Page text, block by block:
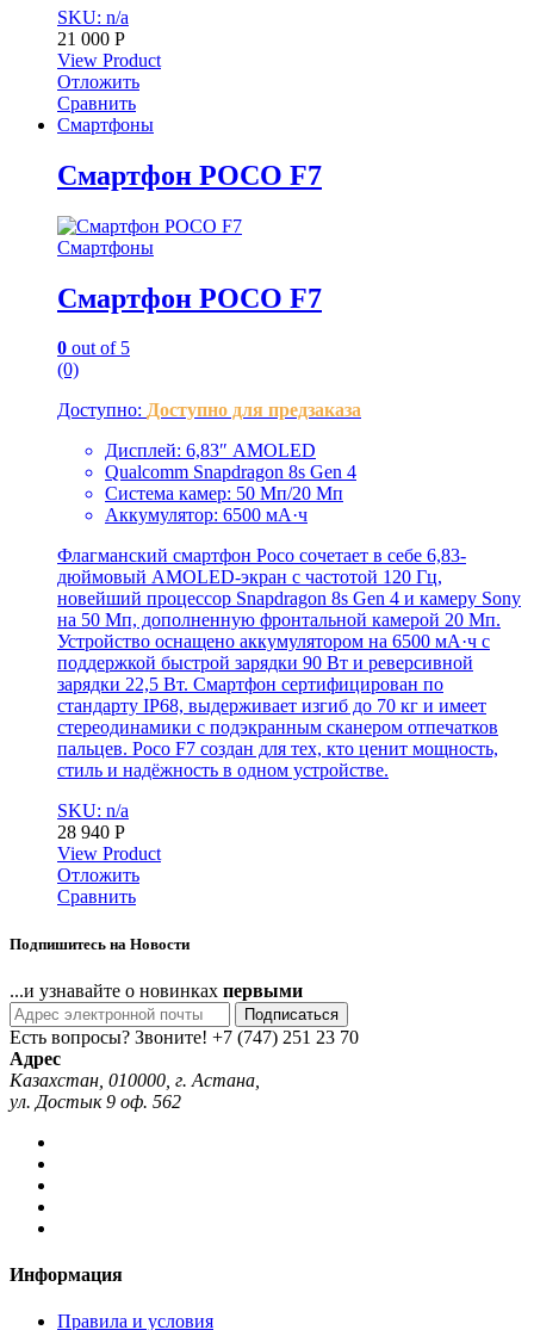
SKU: n/a
21 000 Р
View Product
Отложить
Сравнить
Смартфоны
Смартфон POCO F7
Смартфоны
Смартфон POCO F7
0 out of 5
(0)
Доступно: Доступно для предзаказа
Дисплей: 6,83″ AMOLED
Qualcomm Snapdragon 8s Gen 4
Система камер: 50 Мп/20 Мп
Аккумулятор: 6500 мА·ч
Флагманский смартфон Poco сочетает в себе 6,83-
дюймовый AMOLED-экран с частотой 120 Гц,
новейший процессор Snapdragon 8s Gen 4 и камеру Sony
на 50 Мп, дополненную фронтальной камерой 20 Мп.
Устройство оснащено аккумулятором на 6500 мА·ч с
поддержкой быстрой зарядки 90 Вт и реверсивной
зарядки 22,5 Вт. Смартфон сертифицирован по
стандарту IP68, выдерживает изгиб до 70 кг и имеет
стереодинамики с подэкранным сканером отпечатков
пальцев. Poco F7 создан для тех, кто ценит мощность,
стиль и надёжность в одном устройстве.
SKU: n/a
28 940 Р
View Product
Отложить
Сравнить
Подпишитесь на Новости
...и узнавайте о новинках первыми
Подписаться
Есть вопросы? Звоните! +7 (747) 251 23 70
Адрес
Казахстан, 010000, г. Астана,
ул. Достык 9 оф. 562
Информация
Правила и условия